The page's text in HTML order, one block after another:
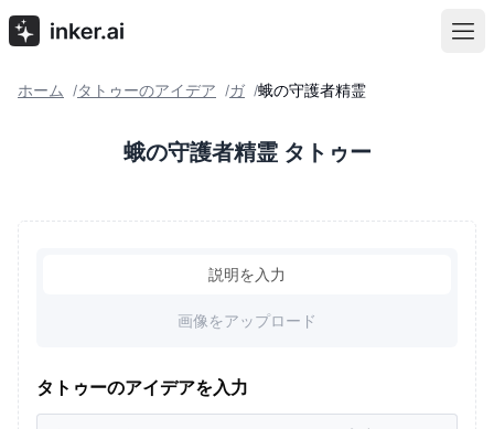
ホーム /タトゥーのアイデア /ガ /蛾の守護者精霊
蛾の守護者精霊 タトゥー
説明を入力
画像をアップロード
タトゥーのアイデアを入力